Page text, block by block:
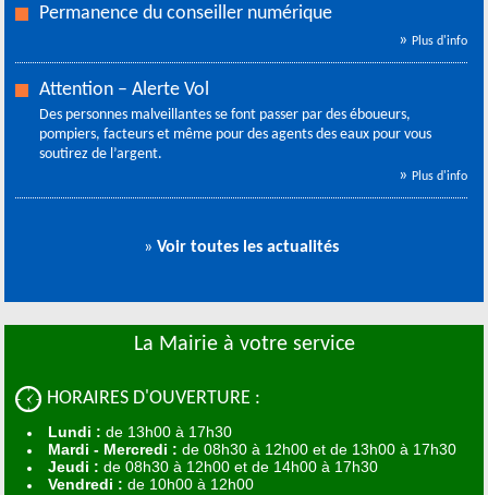
Permanence du conseiller numérique
» Plus d'info
Attention – Alerte Vol
Des personnes malveillantes se font passer par des éboueurs,
pompiers, facteurs et même pour des agents des eaux pour vous
soutirez de l’argent.
» Plus d'info
» Voir toutes les actualités
La Mairie à votre service
HORAIRES D'OUVERTURE :
Lundi :de 13h00 à 17h30
Mardi - Mercredi :de 08h30 à 12h00 et de 13h00 à 17h30
Jeudi :de 08h30 à 12h00 et de 14h00 à 17h30
Vendredi :de 10h00 à 12h00